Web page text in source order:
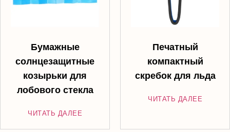
Бумажные
солнцезащитные
козырьки для
лобового стекла
ЧИТАТЬ ДАЛЕЕ
Печатный
компактный
скребок для льда
ЧИТАТЬ ДАЛЕЕ